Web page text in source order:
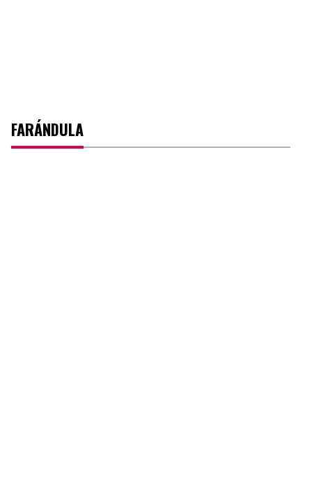
FARÁNDULA